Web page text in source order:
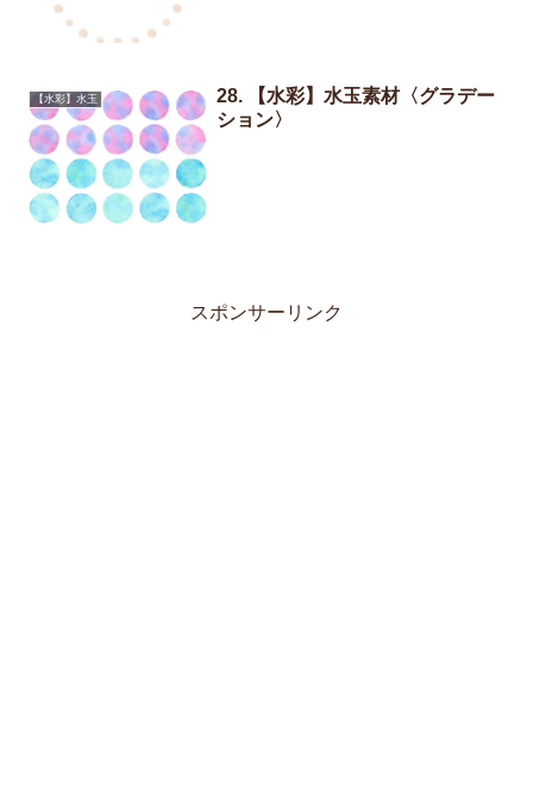
【水彩】水玉
28. 【水彩】水玉素材〈グラデー
ション〉
スポンサーリンク